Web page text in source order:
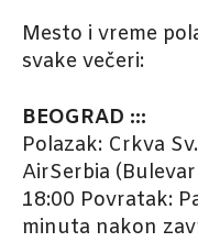
Mesto i vreme
svake večeri:
BEOGRAD :::
Polazak: Crkva
AirSerbia
18:00 Povratak:
minuta nakon